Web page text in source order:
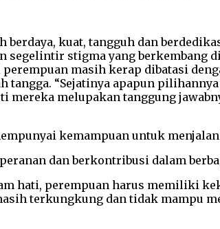
kuat, tangguh dan
stigma yang berkembang
masih kerap dibatasi
“Sejatinya apapun
melupakan tanggung
kemampuan untuk
dan berkontribusi dalam
hati, perempuan harus memiliki
terkungkung dan tidak mampu